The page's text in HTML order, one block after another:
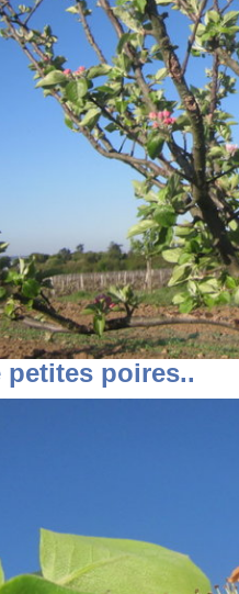
petites poires..